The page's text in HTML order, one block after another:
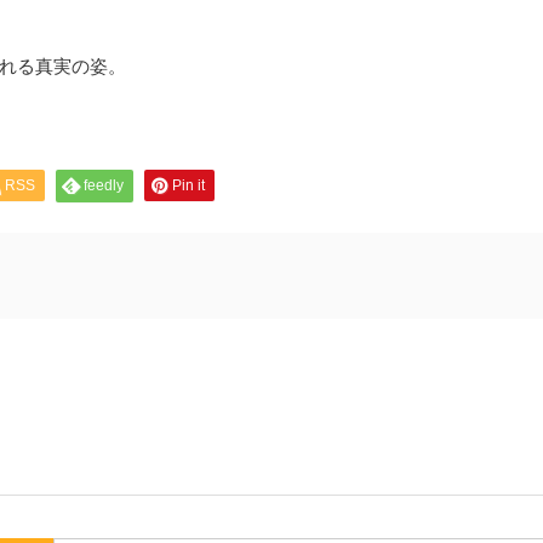
る真実の姿。
RSS feedly Pin it